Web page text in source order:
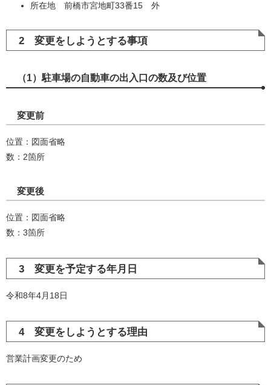
所在地 前橋市宮地町33番15 外
2 変更をしようとする事項
（1）駐車場の自動車の出入口の数及び位置
変更前
位置：図面省略
数：2箇所
変更後
位置：図面省略
数：3箇所
3 変更を予定する年月日
令和8年4月18日
4 変更をしようとする理由
営業計画変更のため